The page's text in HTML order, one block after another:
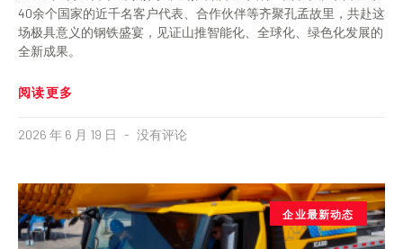
40余个国家的近千名客户代表、合作伙伴等齐聚孔孟故里，共赴这
场极具意义的钢铁盛宴，见证山推智能化、全球化、绿色化发展的
全新成果。
阅读更多
2026 年 6 月 19 日 没有评论
企业最新动态